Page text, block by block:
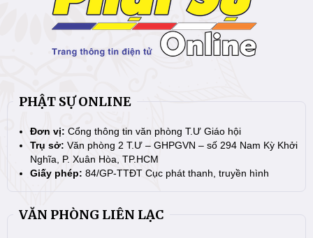
PHẬT SỰ ONLINE
Đơn vị: Cổng thông tin văn phòng T.Ư Giáo hội
Trụ sở: Văn phòng 2 T.Ư – GHPGVN – số 294 Nam Kỳ Khởi
Nghĩa, P. Xuân Hòa, TP.HCM
Giấy phép: 84/GP-TTĐT Cục phát thanh, truyền hình
VĂN PHÒNG LIÊN LẠC